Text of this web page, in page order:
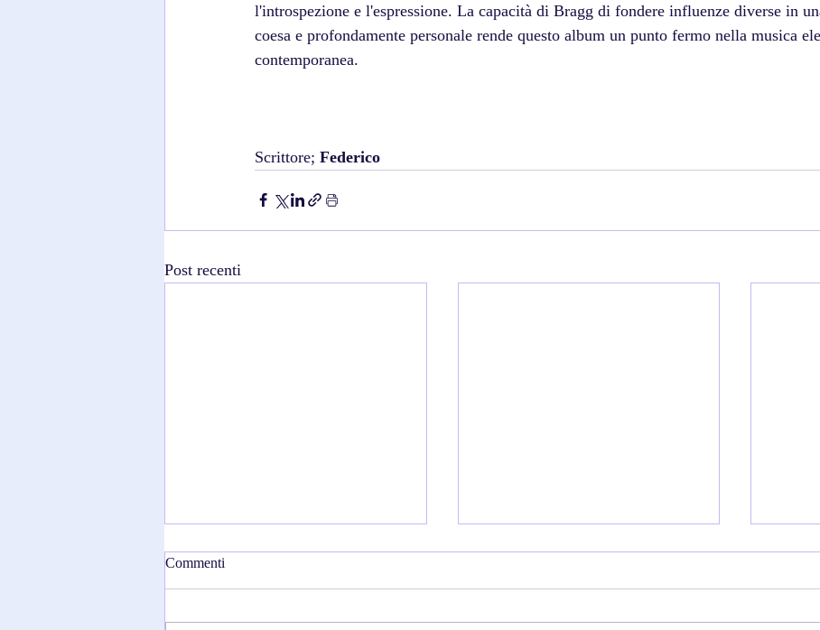
l'introspezione e l'espressione. La capacità di Bragg di fondere influenze diverse in
coesa e profondamente personale rende questo album un punto fermo nella musica
contemporanea.
Scrittore; Federico
Post recenti
Commenti